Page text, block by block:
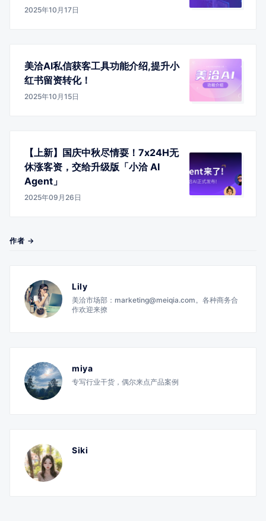
2025年10月17日
美洽AI私信获客工具功能介绍,提升小
红书留资转化！
2025年10月15日
【上新】国庆中秋尽情耍！7x24H无
休涨客资，交给升级版「小洽 AI
Agent」
2025年09月26日
作者 →
Lily
美洽市场部：marketing@meiqia.com。各种商务合
作欢迎来撩
miya
专写行业干货，偶尔来点产品案例
Siki